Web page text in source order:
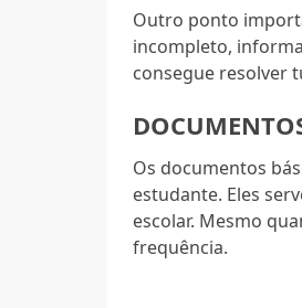
Outro ponto
incompleto,
consegue resolver
Os documentos
estudante. Eles
escolar. Mesmo
frequência.